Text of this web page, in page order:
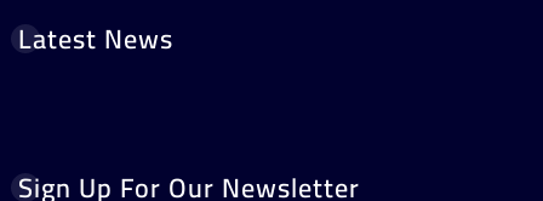
Latest News
Sign Up For Our Newsletter